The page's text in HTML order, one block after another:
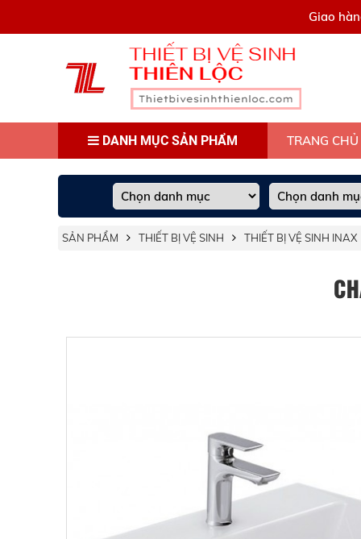
Giao
DANH MỤC SẢN PHẨM TRANG CHỦ
SẢN PHẨM THIẾT BỊ VỆ SINH THIẾT BỊ VỆ SINH INAX